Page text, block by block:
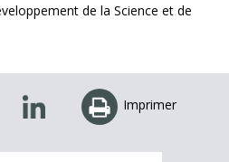
de la Science et de
Imprimer